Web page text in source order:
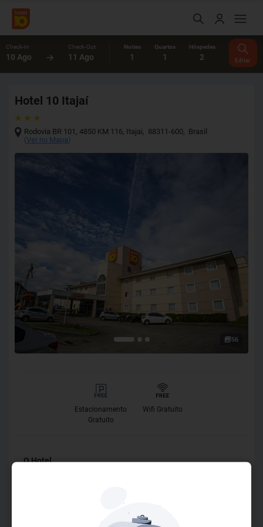
Check-In
10 Ago
Check-Out
11 Ago
Noites
1
Quartos
1
Hóspedes
2 Editar
Hotel 10 Itajaí
Rodovia BR 101, 4850 KM 116, Itajai, 88311-600, Brasil
(Ver no Mapa)
56
Estacionamento
Gratuito
Wifi Gratuito
O Hotel
infraestrutura para atender a todos os tipos de